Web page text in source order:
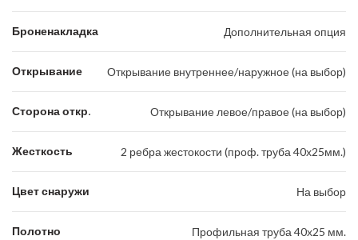
Броненакладка Дополнительная опция
Открывание Открывание внутреннее/наружное (на выбор)
Сторона откр. Открывание левое/правое (на выбор)
Жесткость 2 ребра жестокости (проф. труба 40х25мм.)
Цвет снаружи На выбор
Полотно Профильная труба 40х25 мм.